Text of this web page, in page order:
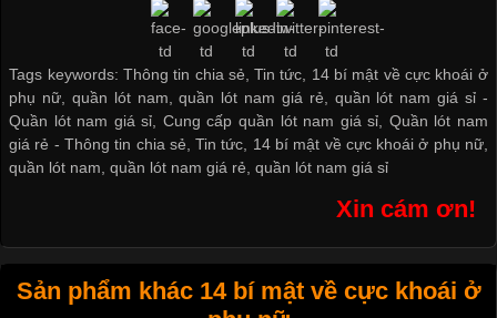
Tags keywords: Thông tin chia sẻ, Tin tức, 14 bí mật về cực khoái ở
phụ nữ, quần lót nam, quần lót nam giá rẻ, quần lót nam giá sỉ -
Quần lót nam giá sỉ, Cung cấp quần lót nam giá sỉ, Quần lót nam
giá rẻ -Thông tin chia sẻ,Tin tức, 14 bí mật về cực khoái ở phụ nữ,
quần lót nam,quần lót nam giá rẻ,quần lót nam giá sỉ
Xin cám ơn!
Sản phẩm khác 14 bí mật về cực khoái ở